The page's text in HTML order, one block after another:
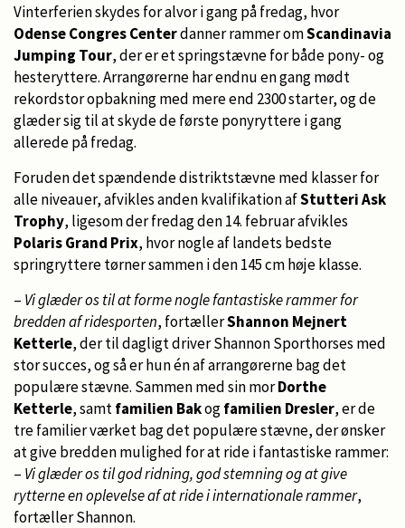
Vinterferien skydes for alvor i gang på fredag, hvor
Odense Congres Centerdanner rammer omScandinavia
Jumping Tour, der er et springstævne for både pony- og
hesteryttere. Arrangørerne har endnu en gang mødt
rekordstor opbakning med mere end 2300 starter, og de
glæder sig til at skyde de første ponyryttere i gang
allerede på fredag.
Foruden det spændende distriktstævne med klasser for
alle niveauer, afvikles anden kvalifikation afStutteri Ask
Trophy, ligesom der fredag den 14. februar afvikles
Polaris Grand Prix, hvor nogle af landets bedste
springryttere tørner sammen i den 145 cm høje klasse.
– Vi glæder os til at forme nogle fantastiske rammer for
bredden af ridesporten, fortællerShannon Mejnert
Ketterle, der til dagligt driver Shannon Sporthorses med
stor succes, og så er hun én af arrangørerne bag det
populære stævne. Sammen med sin morDorthe
Ketterle, samtfamilien Bakogfamilien Dresler, er de
tre familier værket bag det populære stævne, der ønsker
at give bredden mulighed for at ride i fantastiske rammer:
– Vi glæder os til god ridning, god stemning og at give
rytterne en oplevelse af at ride i internationale rammer,
fortæller Shannon.